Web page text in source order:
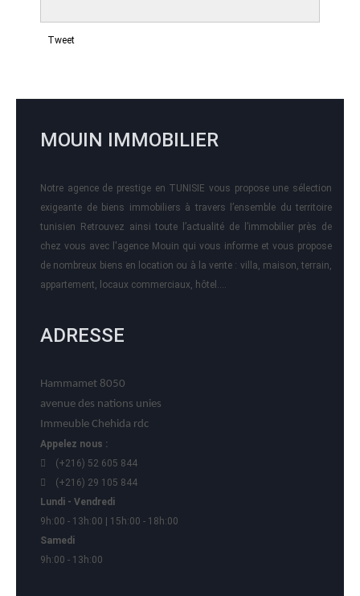
Tweet
MOUIN IMMOBILIER
Notre agence de prestige en TUNISIE vous propose une sélection
exigeante de biens immobiliers à travers l’ensemble du territoire
tunisien Retrouvez ainsi toute l’actualité de l’immobilier près de
chez vous avec l'agence Mouin qui vous informe et vous propose
de nombreux biens en location ou à la vente : villa, maison, terrain,
appartement, locaux commerciaux, hôtel….
ADRESSE
Hammamet 8050
avenue des nations unies
Immeuble Chehida rdc
Appelez nous :
(+216) 52 605 844
(+216) 29 105 844
Lundi - Vendredi
9h:00 - 13h:00 | 15h:00 - 18h:00
Samedi
9h:00 - 13h:00